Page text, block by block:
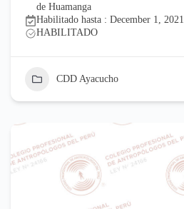
de Huamanga
Habilitado hasta : December 1, 2021
HABILITADO
CDD Ayacucho